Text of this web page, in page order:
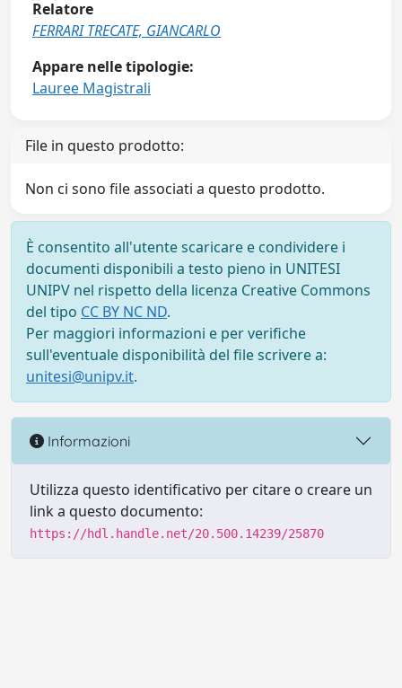
Relatore
FERRARI TRECATE, GIANCARLO
Appare nelle tipologie:
Lauree Magistrali
File in questo prodotto:
Non ci sono file associati a questo prodotto.
È consentito all'utente scaricare e condividere i
documenti disponibili a testo pieno in UNITESI
UNIPV nel rispetto della licenza Creative Commons
del tipo CC BY NC ND.
Per maggiori informazioni e per verifiche
sull'eventuale disponibilità del file scrivere a:
unitesi@unipv.it.
Informazioni
Utilizza questo identificativo per citare o creare un
link a questo documento:
https://hdl.handle.net/20.500.14239/25870